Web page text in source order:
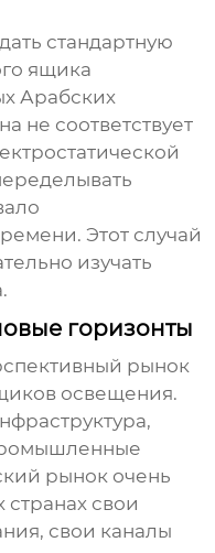
стандартную
ящика
Арабских
не соответствует
Этот случай
изучать
горизонты
рынок
освещения.
рынок очень
свои
свои каналы